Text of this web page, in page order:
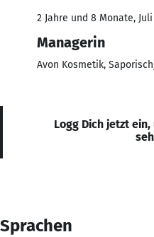
2 Jahre und 8 Monate,
Managerin
Avon Kosmetik,
Logg Dich jetzt
Sprachen